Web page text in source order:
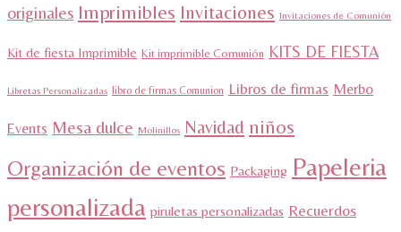
originales Imprimibles Invitaciones Invitaciones de Comunión
Kit de fiesta Imprimible Kit imprimible Comunión KITS DE FIESTA
Libretas Personalizadas libro de firmas Comunion Libros de firmas Merbo
Events Mesa dulce Molinillos Navidad niños
Organización de eventos Packaging Papeleria
personalizada piruletas personalizadas Recuerdos